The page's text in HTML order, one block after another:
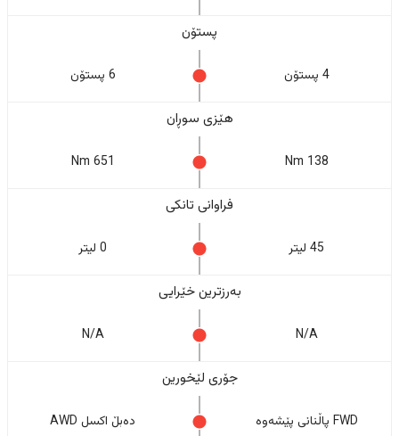
پستۆن
4 پستۆن 6 پستۆن
هێزی سوڕان
138 Nm
651 Nm
فراوانی تانکی
45 لیتر 0 لیتر
بەرزترین خێرایی
N/A
N/A
جۆری لێخورین
FWD پاڵنانی پێشەوە دەبڵ اکسل AWD